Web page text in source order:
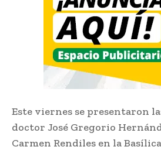
Este viernes se presentaron
doctor José Gregorio
Carmen Rendiles en la